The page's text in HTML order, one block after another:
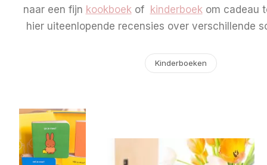
naar een fijn kookboekof kinderboekom cadeau
hier uiteenlopende recensies over verschillende
Kinderboeken